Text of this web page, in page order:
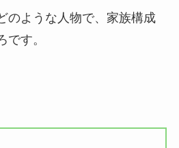
のような人物で、家族構成
です。